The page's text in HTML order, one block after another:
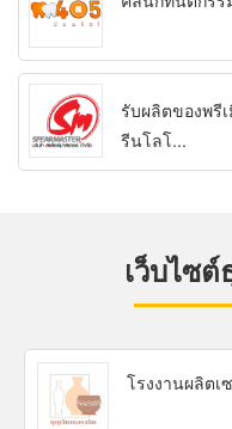
รับผลิตของพรี
รีนโลโ...
เว็บไซ
โรงงานผลิต